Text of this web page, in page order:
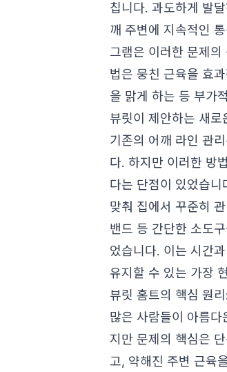
칩니다. 과도하게 발
깨 주변에 지속적인
그램은 이러한 문제
법은 뭉친 근육을 효
을 맑게 하는 등 부가
뷰릿이 제안하는 새로
기존의 어깨 라인 관
다. 하지만 이러한 방
다는 단점이 있었습니
맞춰 집에서 꾸준히
밴드 등 간단한 소도
었습니다. 이는 시간
유지할 수 있는 가장
뷰릿 홈트의 핵심 원
많은 사람들이 아름
지만 문제의 핵심은
고, 약해진 주변 근육